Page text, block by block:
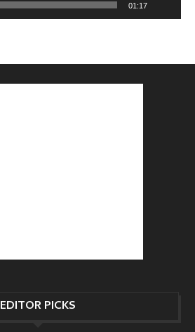
01:17
EDITOR PICKS